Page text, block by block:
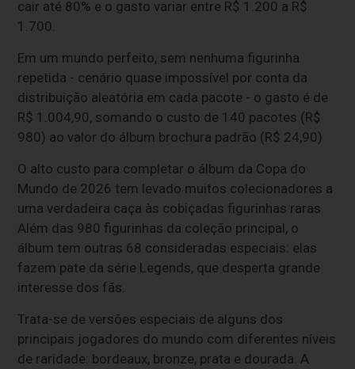
cair até 80% e o gasto variar entre R$ 1.200 a R$
1.700.
Em um mundo perfeito, sem nenhuma figurinha
repetida - cenário quase impossível por conta da
distribuição aleatória em cada pacote - o gasto é de
R$ 1.004,90, somando o custo de 140 pacotes (R$
980) ao valor do álbum brochura padrão (R$ 24,90)
O alto custo para completar o álbum da Copa do
Mundo de 2026 tem levado muitos colecionadores a
uma verdadeira caça às cobiçadas figurinhas raras.
Além das 980 figurinhas da coleção principal, o
álbum tem outras 68 consideradas especiais: elas
fazem pate da série Legends, que desperta grande
interesse dos fãs.
Trata-se de versões especiais de alguns dos
principais jogadores do mundo com diferentes níveis
de raridade: bordeaux, bronze, prata e dourada. A